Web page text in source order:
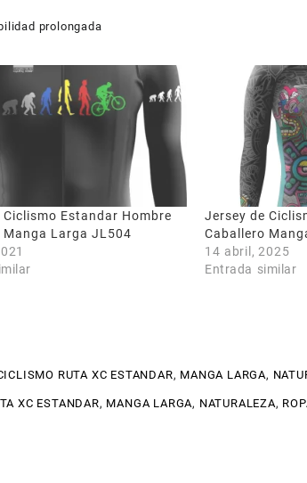
prolongada
Ciclismo Estandar Hombre
Manga Larga JL504
Jersey de
Caballero
14 abril, 2025
Entrada similar
RUTA XC ESTANDAR, MANGA LARGA,
XC ESTANDAR, MANGA LARGA, NATURALEZA,